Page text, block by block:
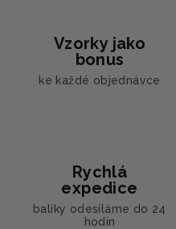
Vzorky jako
bonus
ke každé objednávce
Rychlá
expedice
balíky odesíláme do 24
hodin